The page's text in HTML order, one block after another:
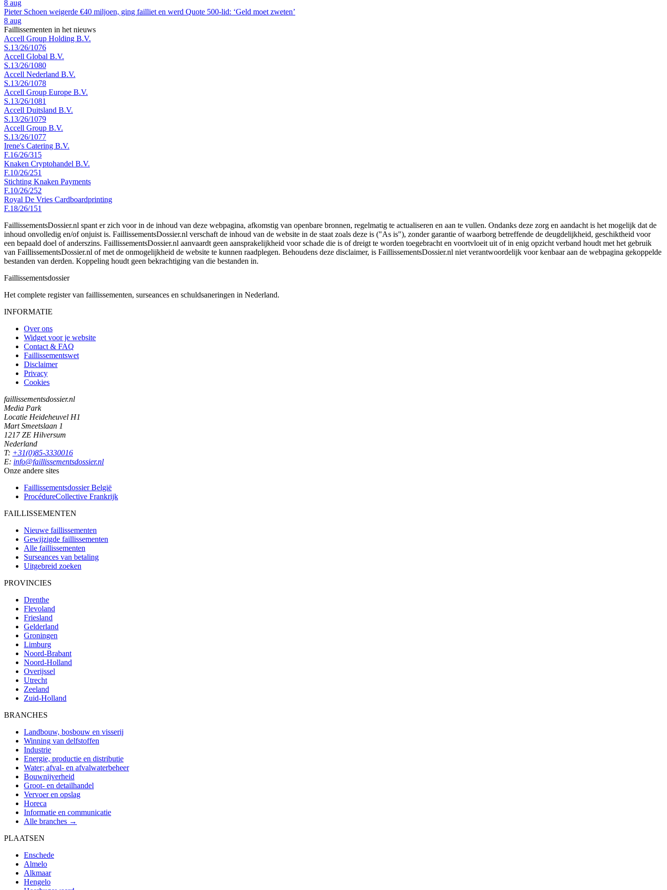
8 aug
Pieter Schoen weigerde €40 miljoen, ging failliet en werd Quote 500-lid: ‘Geld moet zweten’
8 aug
Faillissementen in het nieuws
Accell Group Holding B.V.
S.13/26/1076
Accell Global B.V.
S.13/26/1080
Accell Nederland B.V.
S.13/26/1078
Accell Group Europe B.V.
S.13/26/1081
Accell Duitsland B.V.
S.13/26/1079
Accell Group B.V.
S.13/26/1077
Irene's Catering B.V.
F.16/26/315
Knaken Cryptohandel B.V.
F.10/26/251
Stichting Knaken Payments
F.10/26/252
Royal De Vries Cardboardprinting
F.18/26/151
FaillissementsDossier.nl spant er zich voor in de inhoud van deze webpagina, afkomstig van openbare bronnen, regelmatig te actualiseren en aan te vullen. Ondanks deze zorg en aandacht is het mogelijk dat de
inhoud onvolledig en/of onjuist is. FaillissementsDossier.nl verschaft de inhoud van de website in de staat zoals deze is ("As is"), zonder garantie of waarborg betreffende de deugdelijkheid, geschiktheid voor
een bepaald doel of anderszins. FaillissementsDossier.nl aanvaardt geen aansprakelijkheid voor schade die is of dreigt te worden toegebracht en voortvloeit uit of in enig opzicht verband houdt met het gebruik
van FaillissementsDossier.nl of met de onmogelijkheid de website te kunnen raadplegen. Behoudens deze disclaimer, is FaillissementsDossier.nl niet verantwoordelijk voor kenbaar aan de webpagina gekoppelde
bestanden van derden. Koppeling houdt geen bekrachtiging van die bestanden in.
Faillissementsdossier
Het complete register van faillissementen, surseances en schuldsaneringen in Nederland.
INFORMATIE
Over ons
Widget voor je website
Contact & FAQ
Faillissementswet
Disclaimer
Privacy
Cookies
faillissementsdossier.nl
Media Park
Locatie Heideheuvel H1
Mart Smeetslaan 1
1217 ZE Hilversum
Nederland
T: +31(0)85-3330016
E: info@faillissementsdossier.nl
Onze andere sites
Faillissementsdossier België
ProcédureCollective Frankrijk
FAILLISSEMENTEN
Nieuwe faillissementen
Gewijzigde faillissementen
Alle faillissementen
Surseances van betaling
Uitgebreid zoeken
PROVINCIES
Drenthe
Flevoland
Friesland
Gelderland
Groningen
Limburg
Noord-Brabant
Noord-Holland
Overijssel
Utrecht
Zeeland
Zuid-Holland
BRANCHES
Landbouw, bosbouw en visserij
Winning van delfstoffen
Industrie
Energie, productie en distributie
Water; afval- en afvalwaterbeheer
Bouwnijverheid
Groot- en detailhandel
Vervoer en opslag
Horeca
Informatie en communicatie
Alle branches →
PLAATSEN
Enschede
Almelo
Alkmaar
Hengelo